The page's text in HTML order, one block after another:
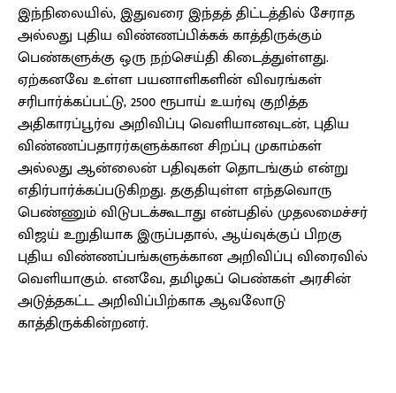
இந்நிலையில், இதுவரை இந்தத் திட்டத்தில் சேராத
அல்லது புதிய விண்ணப்பிக்கக் காத்திருக்கும்
பெண்களுக்கு ஒரு நற்செய்தி கிடைத்துள்ளது.
ஏற்கனவே உள்ள பயனாளிகளின் விவரங்கள்
சரிபார்க்கப்பட்டு, 2500 ரூபாய் உயர்வு குறித்த
அதிகாரப்பூர்வ அறிவிப்பு வெளியானவுடன், புதிய
விண்ணப்பதாரர்களுக்கான சிறப்பு முகாம்கள்
அல்லது ஆன்லைன் பதிவுகள் தொடங்கும் என்று
எதிர்பார்க்கப்படுகிறது. தகுதியுள்ள எந்தவொரு
பெண்ணும் விடுபடக்கூடாது என்பதில் முதலமைச்சர்
விஜய் உறுதியாக இருப்பதால், ஆய்வுக்குப் பிறகு
புதிய விண்ணப்பங்களுக்கான அறிவிப்பு விரைவில்
வெளியாகும். எனவே, தமிழகப் பெண்கள் அரசின்
அடுத்தகட்ட அறிவிப்பிற்காக ஆவலோடு
காத்திருக்கின்றனர்.